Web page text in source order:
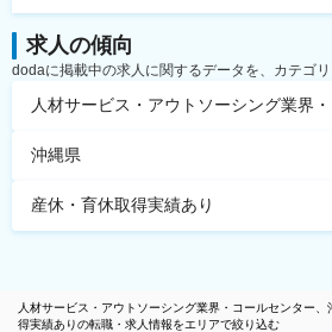
求人の傾向
dodaに掲載中の求人に関するデータを、カテゴリ
人材サービス・アウトソーシング業界
沖縄県
産休・育休取得実績あり
人材サービス・アウトソーシング業界・コールセンター、
得実績ありの転職・求人情報をエリアで絞り込む